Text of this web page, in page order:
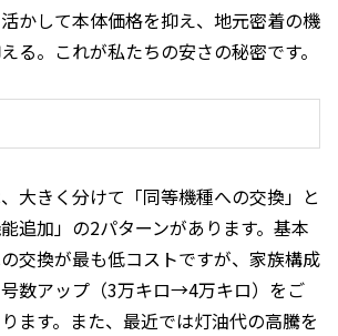
かして本体価格を抑え、地元密着の機
る。これが私たちの安さの秘密です。
大きく分けて「同等機種への交換」と
追加」の2パターンがあります。基本
交換が最も低コストですが、家族構成
数アップ（3万キロ→4万キロ）をご
ます。また、最近では灯油代の高騰を